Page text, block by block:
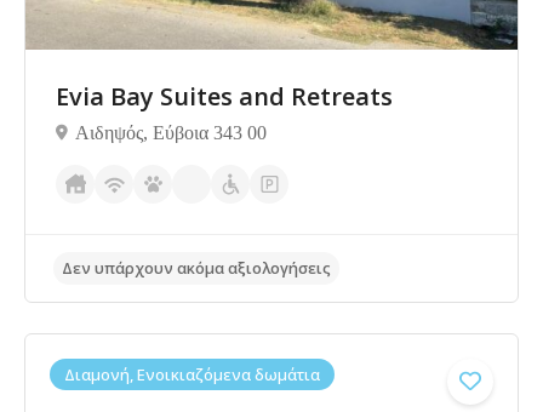
Evia Bay Suites and Retreats
Αιδηψός, Εύβοια 343 00
Διαμονή, Ενοικιαζόμενα δωμάτια